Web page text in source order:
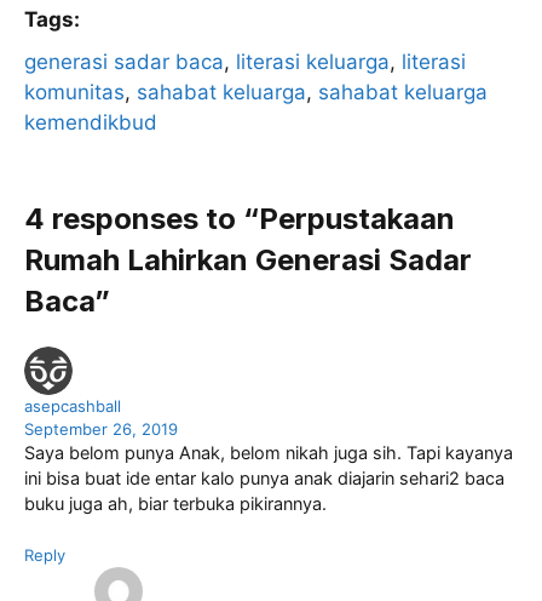
c
e
b
o
k
er l
s
A
Tags:
generasi sadar baca, literasi keluarga, literasi
komunitas, sahabat keluarga, sahabat keluarga
kemendikbud
4 responses to “Perpustakaan
Rumah Lahirkan Generasi Sadar
Baca”
asepcashball
September 26, 2019
Saya belom punya Anak, belom nikah juga sih. Tapi kayanya
ini bisa buat ide entar kalo punya anak diajarin sehari2 baca
buku juga ah, biar terbuka pikirannya.
Reply